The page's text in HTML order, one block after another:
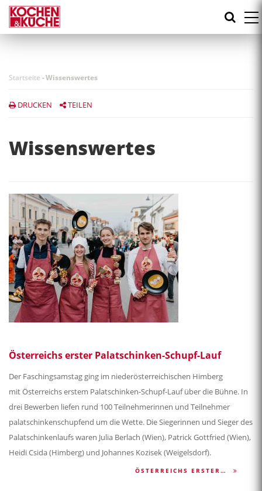
Direkt
zum
Inhalt
Startseite -Wissenswertes
DRUCKEN TEILEN
Wissenswertes
Österreichs erster Palatschinken-Schupf-Lauf
Der Faschingsamstag ging im niederösterreichischen Himberg
mit Österreichs erstem Palatschinken-Schupf-Lauf über die Bühne. In
drei Bewerben liefen rund 100 Teilnehmerinnen und Teilnehmer
palatschinkenschupfend um die Wette. Die Siegerinnen und Sieger des
Palatschinkenlaufs waren Julia Berlach (Wien), Patrick Gottfried (Wien),
Heidi Csida (Himberg) und Johannes Kozisek (Weigelsdorf).
ÖSTERREICHS ERSTER…